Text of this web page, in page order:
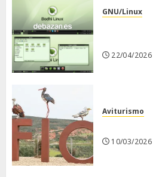
GNU/Linux
22/04/2026
Aviturismo
10/03/2026